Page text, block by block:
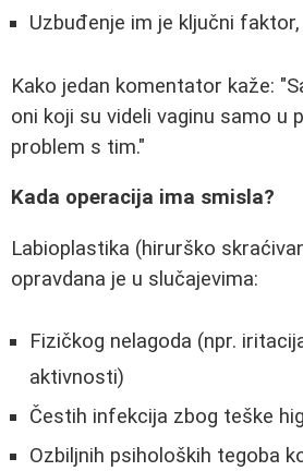
Uzbuđenje im je ključni
Kako jedan komentator kaže:
oni koji su videli vaginu samo u
problem s tim."
Kada operacija ima smisla?
Labioplastika (hirurško
opravdana je u slučajevima:
Fizičkog nelagoda (npr.
aktivnosti)
Čestih infekcija zbog teške
Ozbiljnih psiholoških tegoba